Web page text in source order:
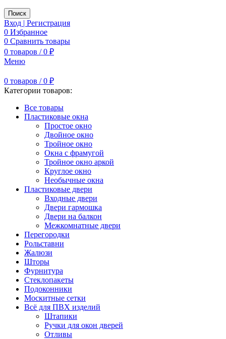
Поиск
Вход | Регистрация
0 Избранное
0 Сравнить товары
0 товаров / 0 ₽
Меню
0 товаров / 0 ₽
Категории товаров:
Все товары
Пластиковые окна
Простое окно
Двойное окно
Тройное окно
Окна с фрамугой
Тройное окно аркой
Круглое окно
Необычные окна
Пластиковые двери
Входные двери
Двери гармошка
Двери на балкон
Межкомнатные двери
Перегородки
Рольставни
Жалюзи
Шторы
Фурнитура
Стеклопакеты
Подоконники
Москитные сетки
Всё для ПВХ изделий
Штапики
Ручки для окон дверей
Отливы